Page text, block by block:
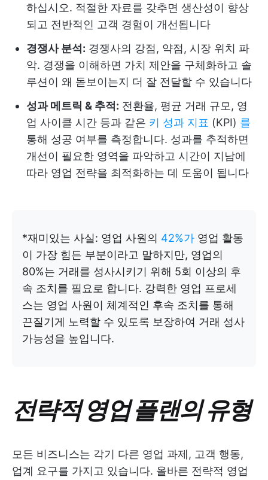
하십시오. 적절한 자료를 갖추면 생산성이 향상
되고 전반적인 고객 경험이 개선됩니다
경쟁사 분석: 경쟁사의 강점, 약점, 시장 위치 파
악. 경쟁을 이해하면 가치 제안을 구체화하고 솔
루션이 왜 돋보이는지 더 잘 전달할 수 있습니다
성과 메트릭 & 추적: 전환율, 평균 거래 규모, 영
업 사이클 시간 등과 같은 키 성과 지표 (KPI) 를
통해 성공 여부를 측정합니다. 성과를 추적하면
개선이 필요한 영역을 파악하고 시간이 지남에
따라 영업 전략을 최적화하는 데 도움이 됩니다
*재미있는 사실: 영업 사원의 42%가 영업 활동
이 가장 힘든 부분이라고 말하지만, 영업의
80%는 거래를 성사시키기 위해 5회 이상의 후
속 조치를 필요로 합니다. 강력한 영업 프로세
스는 영업 사원이 체계적인 후속 조치를 통해
끈질기게 노력할 수 있도록 보장하여 거래 성사
가능성을 높입니다.
전략적 영업 플랜의 유형
모든 비즈니스는 각기 다른 영업 과제, 고객 행동,
업계 요구를 가지고 있습니다. 올바른 전략적 영업